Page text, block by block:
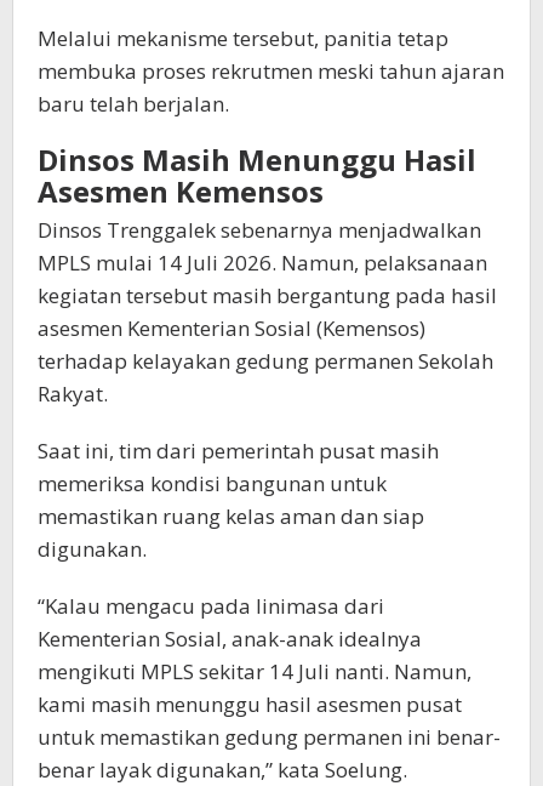
Melalui mekanisme tersebut, panitia tetap
membuka proses rekrutmen meski tahun ajaran
baru telah berjalan.
Dinsos Masih Menunggu Hasil
Asesmen Kemensos
Dinsos Trenggalek sebenarnya menjadwalkan
MPLS mulai 14 Juli 2026. Namun, pelaksanaan
kegiatan tersebut masih bergantung pada hasil
asesmen Kementerian Sosial (Kemensos)
terhadap kelayakan gedung permanen Sekolah
Rakyat.
Saat ini, tim dari pemerintah pusat masih
memeriksa kondisi bangunan untuk
memastikan ruang kelas aman dan siap
digunakan.
“Kalau mengacu pada linimasa dari
Kementerian Sosial, anak-anak idealnya
mengikuti MPLS sekitar 14 Juli nanti. Namun,
kami masih menunggu hasil asesmen pusat
untuk memastikan gedung permanen ini benar-
benar layak digunakan,” kata Soelung.